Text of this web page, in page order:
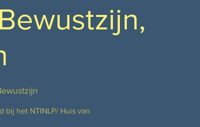
bij het NTINLP/ Huis van